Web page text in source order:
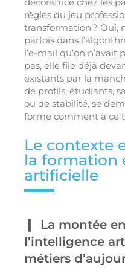
règles du jeu
transformation ? Oui,
parfois dans
l’e-mail qu’on n’avait
pas, elle file déjà
existants par la
de profils, étudiants,
ou de stabilité, se
forme comment à ce
Le contexte
la formation
artificielle
La montée
l’intelligence
métiers